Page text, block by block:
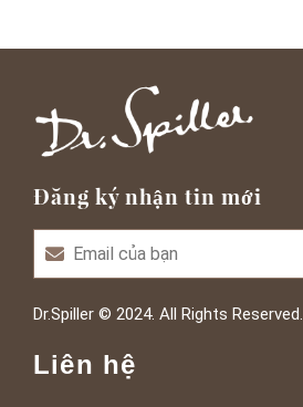
Đăng ký nhận tin mới
Dr.Spiller © 2024. All Rights Reserved.
Liên hệ